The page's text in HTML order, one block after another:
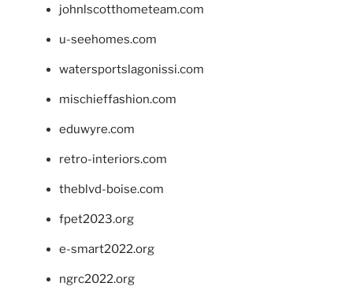
johnlscotthometeam.com
u-seehomes.com
watersportslagonissi.com
mischieffashion.com
eduwyre.com
retro-interiors.com
theblvd-boise.com
fpet2023.org
e-smart2022.org
ngrc2022.org